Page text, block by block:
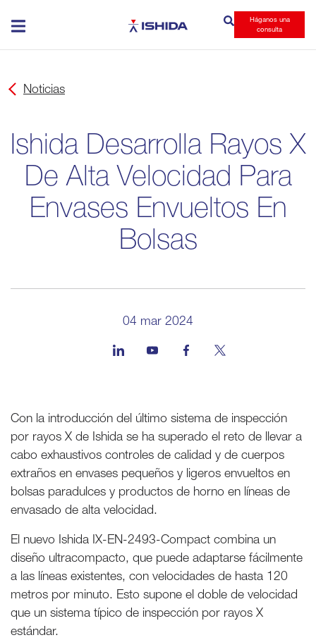
Háganos una
consulta
Noticias
Ishida Desarrolla Rayos X
De Alta Velocidad Para
Envases Envueltos En
Bolsas
04 mar 2024
Con la introducción del último sistema de inspección
por rayos X de Ishida se ha superado el reto de llevar a
cabo exhaustivos controles de calidad y de cuerpos
extraños en envases pequeños y ligeros envueltos en
bolsas paradulces y productos de horno en líneas de
envasado de alta velocidad.
El nuevo Ishida IX-EN-2493-Compact combina un
diseño ultracompacto, que puede adaptarse fácilmente
a las líneas existentes, con velocidades de hasta 120
metros por minuto. Esto supone el doble de velocidad
que un sistema típico de inspección por rayos X
estándar.